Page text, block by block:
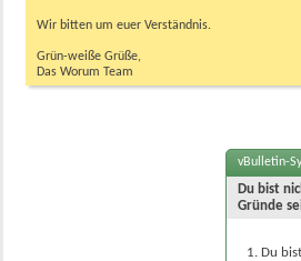
Wir bitten um euer Verständnis.
Grün-weiße Grüße,
Das Worum Team
vBulletin-
Du bist
Gründe
Du